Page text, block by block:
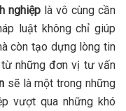
nghiệp là vô cùng cần
luật không chỉ giúp
còn tạo dựng lòng tin
những đơn vị tư vấn
sẽ là một trong những
vượt qua những khó